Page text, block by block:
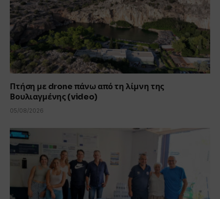
Πτήση με drone πάνω από τη λίμνη της
Βουλιαγμένης (video)
05/08/2026